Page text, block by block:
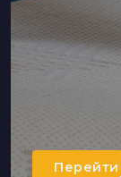
Перейти